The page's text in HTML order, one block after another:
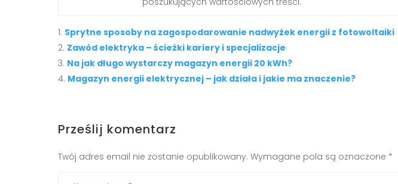
Sprytne sposoby na zagospodarowanie nadwyżek energii z fotowoltaiki
Zawód elektryka – ścieżki kariery i specjalizacje
Na jak długo wystarczy magazyn energii 20 kWh?
Magazyn energii elektrycznej – jak działa i jakie ma znaczenie?
Prześlij komentarz
Twój adres email nie zostanie opublikowany. Wymagane pola są oznaczone *